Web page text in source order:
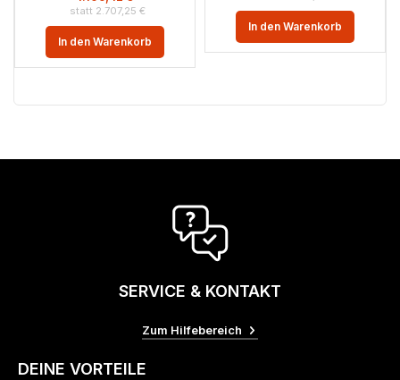
2.707,25 €
In den Warenkorb
In den Warenkorb
SERVICE & KONTAKT
Zum Hilfebereich
DEINE VORTEILE